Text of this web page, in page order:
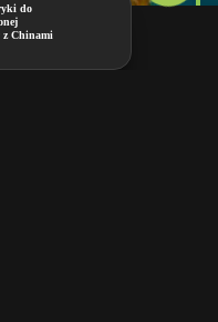
do
z Chinami